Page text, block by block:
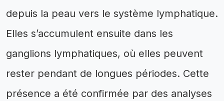
depuis la peau vers le système lymphatique.
Elles s’accumulent ensuite dans les
ganglions lymphatiques, où elles peuvent
rester pendant de longues périodes. Cette
présence a été confirmée par des analyses